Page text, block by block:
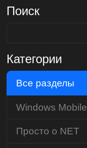
Поиск
Категории
Все разделы
Windows Mobile
Просто о NET